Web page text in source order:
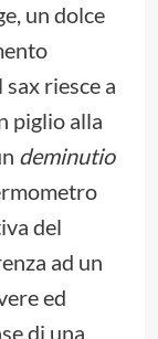
un dolce
riesce a
piglio alla
deminutio
del
ad un
ed
di una